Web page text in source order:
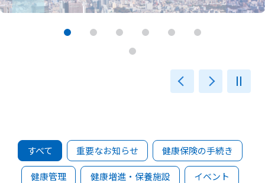
前へ 次へ
すべて 重要なお知らせ 健康保険の手続き
健康管理 健康増進・保養施設 イベント